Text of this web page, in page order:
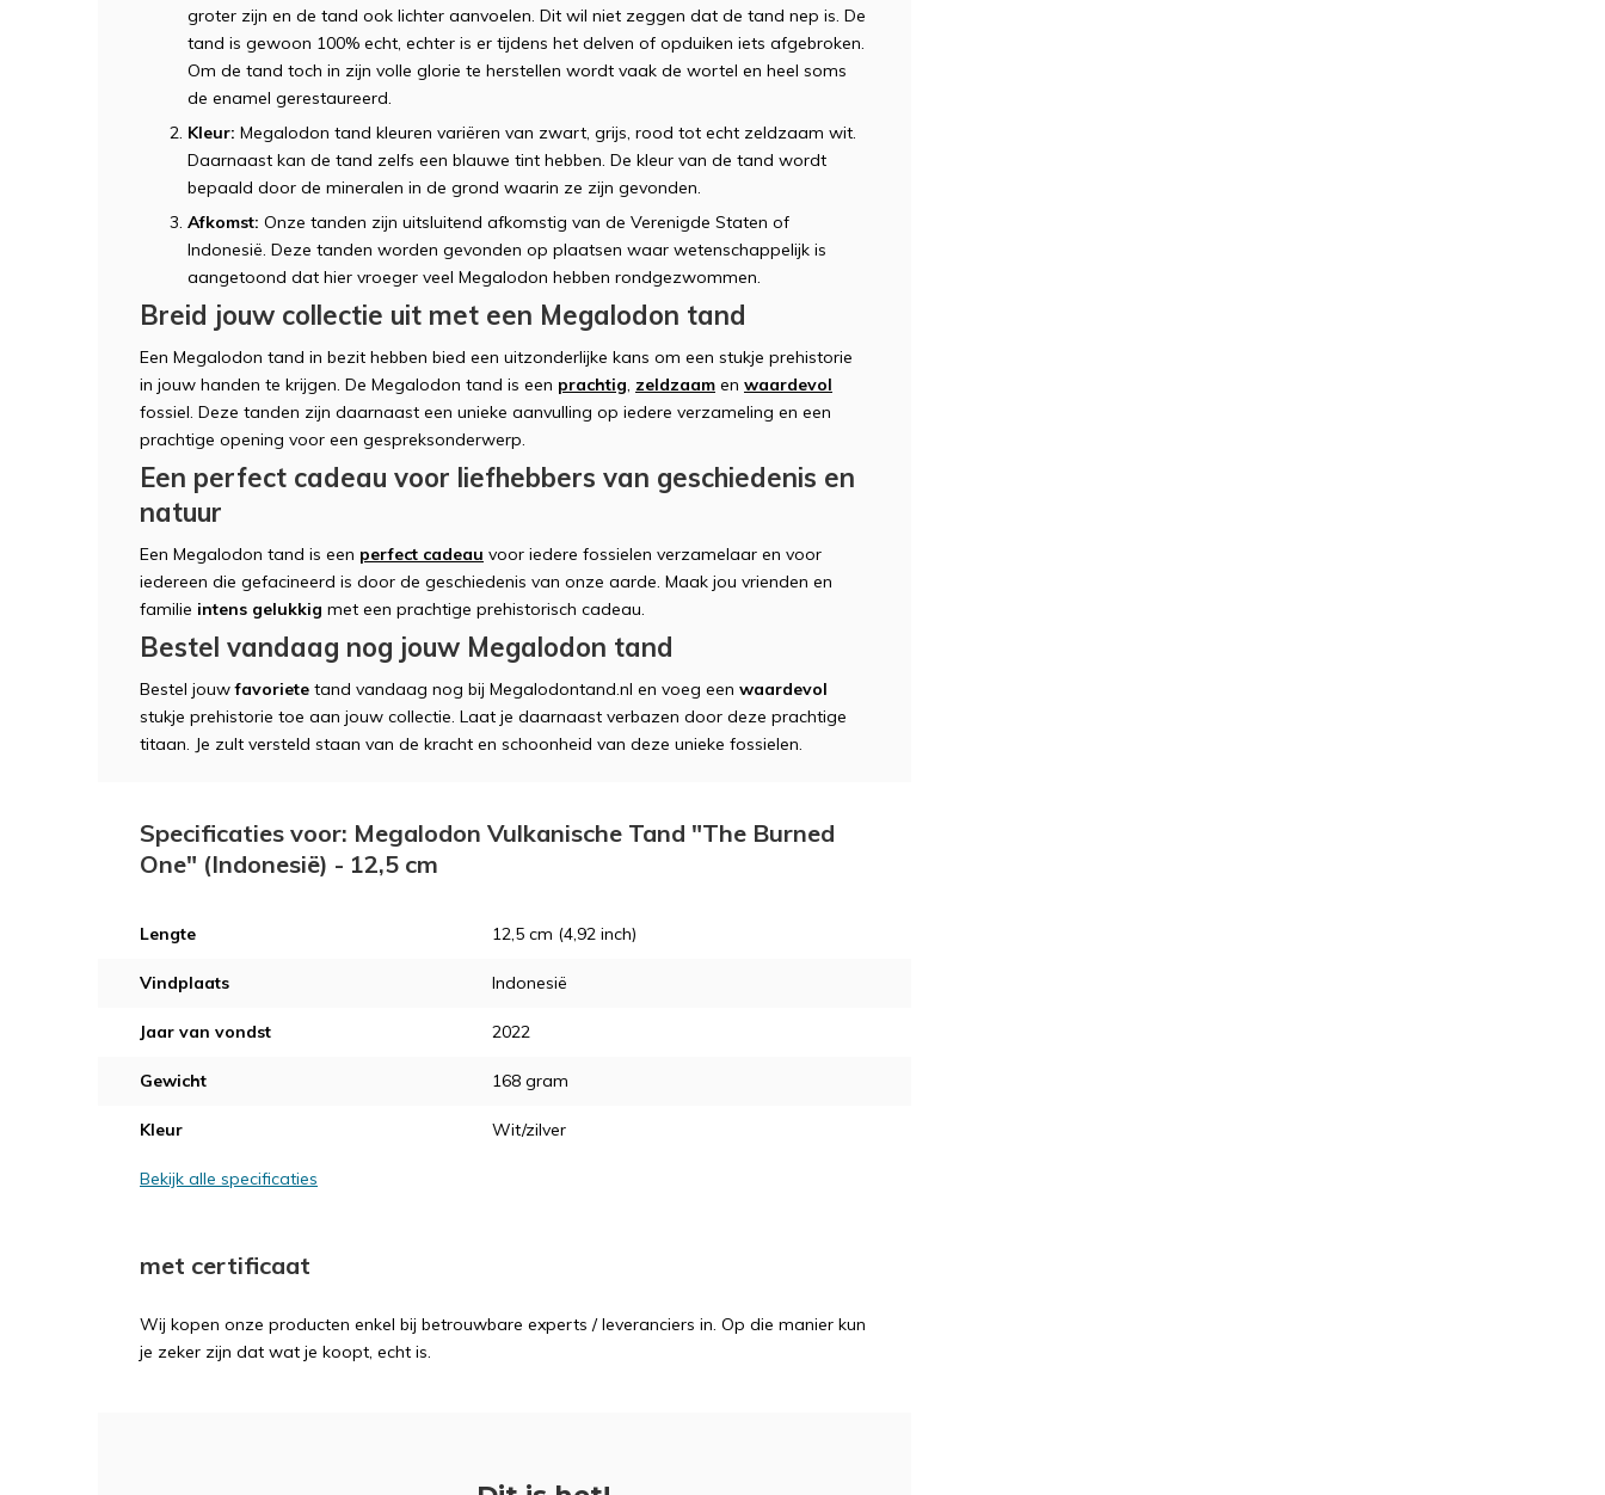
groter zijn en de tand ook lichter aanvoelen. Dit wil niet zeggen dat de tand nep is. De
tand is gewoon 100% echt, echter is er tijdens het delven of opduiken iets afgebroken.
Om de tand toch in zijn volle glorie te herstellen wordt vaak de wortel en heel soms
de enamel gerestaureerd.
Kleur: Megalodon tand kleuren variëren van zwart, grijs, rood tot echt zeldzaam wit.
Daarnaast kan de tand zelfs een blauwe tint hebben. De kleur van de tand wordt
bepaald door de mineralen in de grond waarin ze zijn gevonden.
Afkomst: Onze tanden zijn uitsluitend afkomstig van de Verenigde Staten of
Indonesië. Deze tanden worden gevonden op plaatsen waar wetenschappelijk is
aangetoond dat hier vroeger veel Megalodon hebben rondgezwommen.
Breid jouw collectie uit met een Megalodon tand
Een Megalodon tand in bezit hebben bied een uitzonderlijke kans om een stukje prehistorie
in jouw handen te krijgen. De Megalodon tand is een prachtig zeldzaam en waardevol
fossiel. Deze tanden zijn daarnaast een unieke aanvulling op iedere verzameling en een
prachtige opening voor een gespreksonderwerp.
Een perfect cadeau voor liefhebbers van geschiedenis en
natuur
Een Megalodon tand is een perfect cadeau voor iedere fossielen verzamelaar en voor
iedereen die gefacineerd is door de geschiedenis van onze aarde. Maak jou vrienden en
familie intens gelukkig met een prachtige prehistorisch cadeau.
Bestel vandaag nog jouw Megalodon tand
Bestel jouwfavoriete tand vandaag nog bij Megalodontand.nl en voeg een waardevol
stukje prehistorie toe aan jouw collectie. Laat je daarnaast verbazen door deze prachtige
titaan. Je zult versteld staan van de kracht en schoonheid van deze unieke fossielen.
Specificaties voor: Megalodon Vulkanische Tand "The Burned
One" (Indonesië) - 12,5 cm
Lengte 12,5 cm (4,92 inch)
Vindplaats Indonesië
Jaar van vondst 2022
Gewicht 168 gram
Kleur Wit/zilver
Bekijk alle specificaties
met certificaat
Wij kopen onze producten enkel bij betrouwbare experts / leveranciers in. Op die manier kun
je zeker zijn dat wat je koopt, echt is.